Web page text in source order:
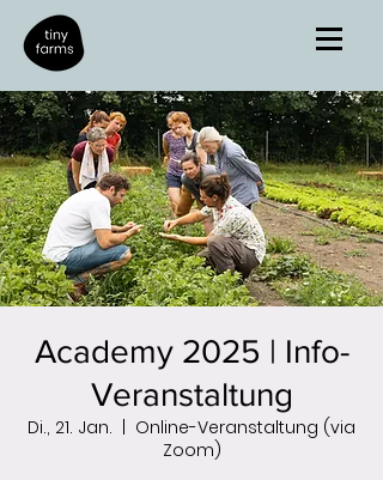
Academy 2025 | Info-
Veranstaltung
Di., 21. Jan.
Online-Veranstaltung (via
Zoom)